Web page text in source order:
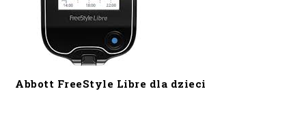
Abbott FreeStyle Libre dla dzieci